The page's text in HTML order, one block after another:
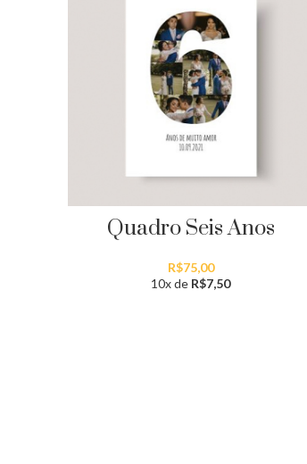
Quadro Seis Anos
R$75,00
10x de R$7,50